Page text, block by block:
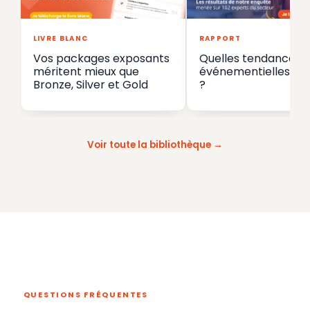
LIVRE BLANC
Vos packages exposants
méritent mieux que
Bronze, Silver et Gold
RAPPORT
Quelles tendances
événementielles en
?
Voir toute la bibliothèque
QUESTIONS FRÉQUENTES